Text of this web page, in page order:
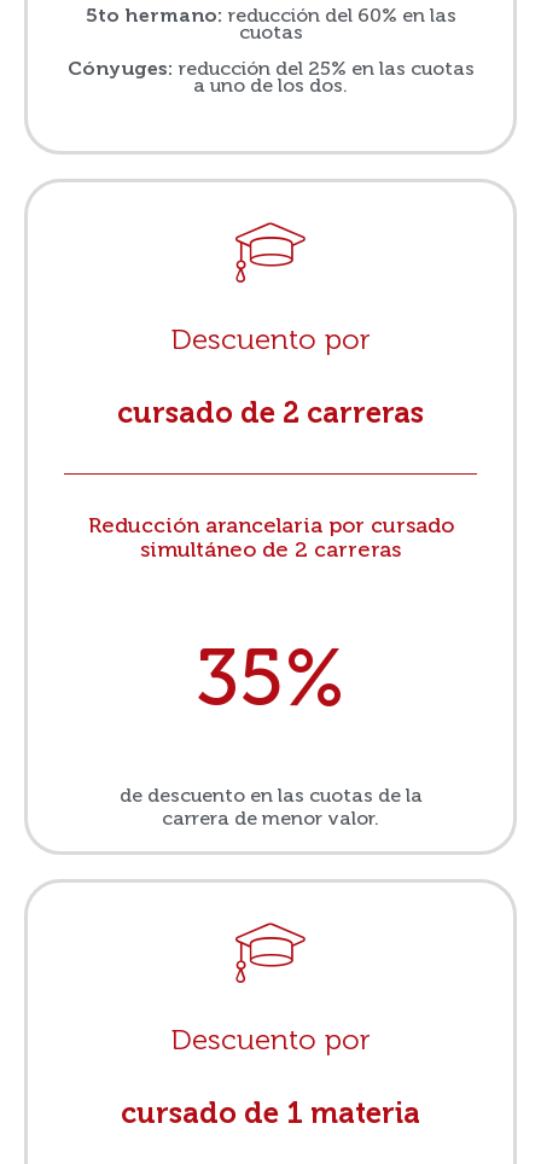
5to hermano: reducción del 60% en las
cuotas
Cónyuges: reducción del 25% en las cuotas
a uno de los dos.
Descuento por
cursado de 2 carreras
Reducción arancelaria por cursado
simultáneo de 2 carreras
35%
de descuento en las cuotas de la
carrera de menor valor.
Descuento por
cursado de 1 materia